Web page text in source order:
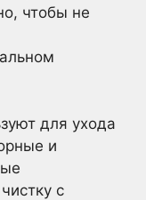
чтобы не
для ухода
и
с